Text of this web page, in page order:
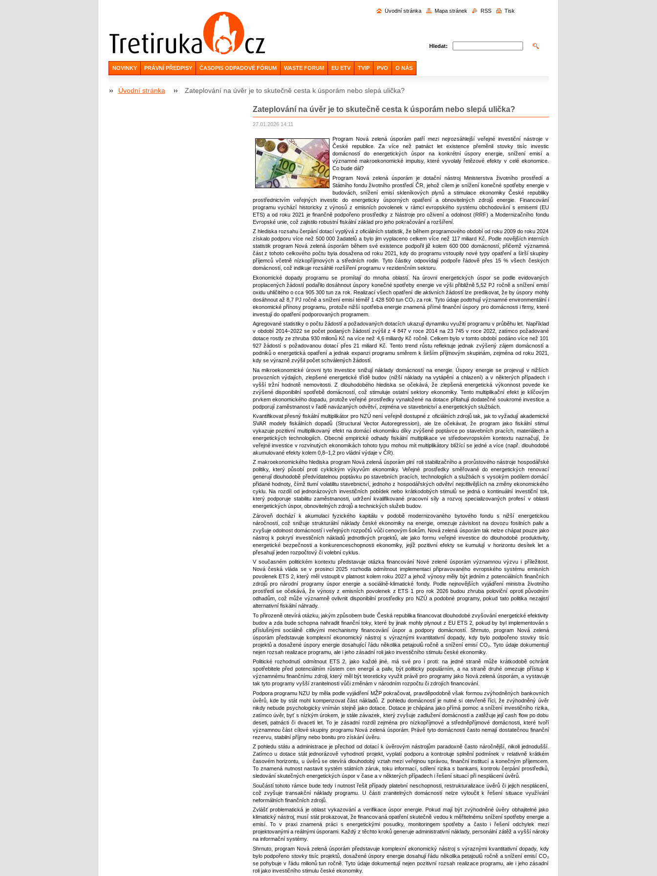
Hledat:
Úvodní stránka Mapa stránek RSS Tisk
NOVINKY PRÁVNÍ PŘEDPISY ČASOPIS ODPADOVÉ FÓRUM WASTE FORUM EU ETV TVIP PVO O NÁS
Úvodní stránka Zateplování na úvěr je to skutečně cesta k úsporám nebo slepá ulička?
Zateplování na úvěr je to skutečně cesta k úsporám nebo slepá ulička?
27.01.2026 14:11
Program Nová zelená úsporám patří mezi nejrozsáhlejší veřejné investiční nástroje v
České republice. Za více než patnáct let existence přeměnil stovky tisíc investic
domácností do energetických úspor na konkrétní úspory energie, snížení emisí a
významné makroekonomické impulsy, které vyvolaly řetězové efekty v celé ekonomice.
Co bude dál?
Program Nová zelená úsporám je dotační nástroj Ministerstva životního prostředí a
Státního fondu životního prostředí ČR, jehož cílem je snížení konečné spotřeby energie v
budovách, snížení emisí skleníkových plynů a stimulace ekonomiky České republiky
prostřednictvím veřejných investic do energeticky úsporných opatření a obnovitelných zdrojů energie. Financování
programu vychází historicky z výnosů z emisních povolenek v rámci evropského systému obchodování s emisemi (EU
ETS) a od roku 2021 je finančně podpořeno prostředky z Nástroje pro oživení a odolnost (RRF) a Modernizačního fondu
Evropské unie, což zajistilo robustní fiskální základ pro jeho pokračování a rozšíření.
Z hlediska rozsahu čerpání dotací vyplývá z oficiálních statistik, že během programového období od roku 2009 do roku 2024
získalo podporu více než 500 000 žadatelů a bylo jim vyplaceno celkem více než 117 miliard Kč. Podle novějších interních
statistik program Nová zelená úsporám během své existence podpořil již kolem 600 000 domácností, přičemž významná
část z tohoto celkového počtu byla dosažena od roku 2021, kdy do programu vstoupily nové typy opatření a širší skupiny
příjemců včetně nízkopříjmových a středních rodin. Tyto částky odpovídají podpoře řádově přes 15 % všech českých
domácností, což indikuje rozsáhlé rozšíření programu v rezidenčním sektoru.
Ekonomické dopady programu se promítají do mnoha oblastí. Na úrovni energetických úspor se podle evidovaných
proplacených žádostí podařilo dosáhnout úspory konečné spotřeby energie ve výši přibližně 5,52 PJ ročně a snížení emisí
oxidu uhličitého o cca 905 300 tun za rok. Realizací všech opatření dle aktivních žádostí lze predikovat, že by úspory mohly
dosáhnout až 8,7 PJ ročně a snížení emisí téměř 1 428 500 tun CO₂ za rok. Tyto údaje podtrhují významné environmentální i
ekonomické přínosy programu, protože nižší spotřeba energie znamená přímé finanční úspory pro domácnosti i firmy, které
investují do opatření podporovaných programem.
Agregované statistiky o počtu žádostí a požadovaných dotacích ukazují dynamiku využití programu v průběhu let. Například
v období 2014–2022 se počet podaných žádostí zvýšil z 4 847 v roce 2014 na 23 745 v roce 2022, zatímco požadované
dotace rostly ze zhruba 930 milionů Kč na více než 4,6 miliardy Kč ročně. Celkem bylo v tomto období podáno více než 101
927 žádostí s požadovanou dotací přes 21 miliard Kč. Tento trend růstu reflektuje jednak zvýšený zájem domácností a
podniků o energetická opatření a jednak expanzi programu směrem k širším příjmovým skupinám, zejména od roku 2021,
kdy se výrazně zvýšil počet schválených žádostí.
Na mikroekonomické úrovni tyto investice snižují náklady domácností na energie. Úspory energie se projevují v nižších
provozních výdajích, zlepšené energetické třídě budov (nižší náklady na vytápění a chlazení) a v některých případech i
vyšší tržní hodnotě nemovitosti. Z dlouhodobého hlediska se očekává, že zlepšená energetická výkonnost povede ke
zvýšené disponibilní spotřebě domácností, což stimuluje ostatní sektory ekonomiky. Tento multiplikační efekt je klíčovým
prvkem ekonomického dopadu, protože veřejné prostředky vynaložené na dotace přitahují dodatečné soukromé investice a
podporují zaměstnanost v řadě navázaných odvětví, zejména ve stavebnictví a energetických službách.
Kvantifikovat přesný fiskální multiplikátor pro NZÚ není veřejně dostupné z oficiálních zdrojů tak, jak to vyžadují akademické
SVAR modely fiskálních dopadů (Structural Vector Autoregression), ale lze očekávat, že program jako fiskální stimul
vykazuje pozitivní multiplikovaný efekt na domácí ekonomiku díky zvýšené poptávce po stavebních pracích, materiálech a
energetických technologiích. Obecné empirické odhady fiskální multiplikace ve středoevropském kontextu naznačují, že
veřejné investice v rozvinutých ekonomikách tohoto typu mohou mít multiplikátory blížící se jedné a více (např. dlouhodobé
akumulované efekty kolem 0,8–1,2 pro vládní výdaje v ČR).
Z makroekonomického hlediska program Nová zelená úsporám plní roli stabilizačního a prorůstového nástroje hospodářské
politiky, který působí proti cyklickým výkyvům ekonomiky. Veřejné prostředky směřované do energetických renovací
generují dlouhodobě předvídatelnou poptávku po stavebních pracích, technologiích a službách s vysokým podílem domácí
přidané hodnoty, čímž tlumí volatilitu stavebnictví, jednoho z hospodářských odvětví nejcitlivějších na změny ekonomického
cyklu. Na rozdíl od jednorázových investičních pobídek nebo krátkodobých stimulů se jedná o kontinuální investiční tok,
který podporuje stabilitu zaměstnanosti, udržení kvalifikované pracovní síly a rozvoj specializovaných profesí v oblasti
energetických úspor, obnovitelných zdrojů a technických služeb budov.
Zároveň dochází k akumulaci fyzického kapitálu v podobě modernizovaného bytového fondu s nižší energetickou
náročností, což snižuje strukturální náklady české ekonomiky na energie, omezuje závislost na dovozu fosilních paliv a
zvyšuje odolnost domácností i veřejných rozpočtů vůči cenovým šokům. Nová zelená úsporám tak nelze chápat pouze jako
nástroj k pokrytí investičních nákladů jednotlivých projektů, ale jako formu veřejné investice do dlouhodobé produktivity,
energetické bezpečnosti a konkurenceschopnosti ekonomiky, jejíž pozitivní efekty se kumulují v horizontu desítek let a
přesahují jeden rozpočtový či volební cyklus.
V současném politickém kontextu představuje otázka financování Nové zelené úsporám významnou výzvu i příležitost.
Nová česká vláda se v prosinci 2025 rozhodla odmítnout implementaci připravovaného evropského systému emisních
povolenek ETS 2, který měl vstoupit v platnost kolem roku 2027 a jehož výnosy měly být jedním z potenciálních finančních
zdrojů pro národní programy úspor energie a sociálně-klimatické fondy. Podle nejnovějších vyjádření ministra životního
prostředí se očekává, že výnosy z emisních povolenek z ETS 1 pro rok 2026 budou zhruba poloviční oproti původním
odhadům, což může významně ovlivnit disponibilní prostředky pro NZÚ a podobné programy, pokud tato politika nezajistí
alternativní fiskální náhrady.
To přirozeně otevírá otázku, jakým způsobem bude Česká republika financovat dlouhodobé zvyšování energetické efektivity
budov a zda bude schopna nahradit finanční toky, které by jinak mohly plynout z EU ETS 2, pokud by byl implementován s
příslušnými sociálně citlivými mechanismy financování úspor a podpory domácností. Shrnuto, program Nová zelená
úsporám představuje komplexní ekonomický nástroj s výraznými kvantitativní dopady, kdy bylo podpořeno stovky tisíc
projektů a dosažené úspory energie dosahující řádu několika petajoulů ročně a snížení emisí CO₂. Tyto údaje dokumentují
nejen rozsah realizace programu, ale i jeho zásadní roli jako investičního stimulu české ekonomiky.
Politické rozhodnutí odmítnout ETS 2, jako každé jiné, má své pro i proti: na jedné straně může krátkodobě ochránit
spotřebitele před potenciálním růstem cen energií a paliv, být politicky populárním, a na straně druhé omezuje přístup k
významnému finančnímu zdroji, který měl být teoreticky využit právě pro programy jako Nová zelená úsporám, a vystavuje
tak tyto programy vyšší zranitelnosti vůči změnám v národním rozpočtu či zdrojích financování.
Podpora programu NZU by měla podle vyjádření MŽP pokračovat, pravděpodobně však formou zvýhodněných bankovních
úvěrů, kde by stát mohl kompenzovat část nákladů. Z pohledu domácností je nutné si otevřeně říci, že zvýhodněný úvěr
nikdy nebude psychologicky vnímán stejně jako dotace. Dotace je chápána jako přímá pomoc a snížení investičního rizika,
zatímco úvěr, byť s nízkým úrokem, je stále závazek, který zvyšuje zadlužení domácnosti a zatěžuje její cash flow po dobu
deseti, patnácti či dvaceti let. To je zásadní rozdíl zejména pro nízkopříjmové a středněpříjmové domácnosti, které tvoří
významnou část cílové skupiny programu Nová zelená úsporám. Právě tyto domácnosti často nemají dostatečnou finanční
rezervu, stabilní příjmy nebo bonitu pro získání úvěru.
Z pohledu státu a administrace je přechod od dotací k úvěrovým nástrojům paradoxně často náročnější, nikoli jednodušší.
Zatímco u dotace stát jednorázově vyhodnotí projekt, vyplatí podporu a kontroluje splnění podmínek v relativně krátkém
časovém horizontu, u úvěrů se otevírá dlouhodobý vztah mezi veřejnou správou, finanční institucí a konečným příjemcem.
To znamená nutnost nastavit systém státních záruk, toku informací, sdílení rizika s bankami, kontrolu čerpání prostředků,
sledování skutečných energetických úspor v čase a v některých případech i řešení situací při nesplácení úvěrů.
Součástí tohoto rámce bude tedy i nutnost řešit případy platební neschopnosti, restrukturalizace úvěrů či jejich nesplácení,
což zvyšuje transakční náklady programu. U části zranitelných domácností nelze vyloučit k řešení situace využívání
neformálních finančních zdrojů.
Zvlášť problematická je oblast vykazování a verifikace úspor energie. Pokud mají být zvýhodněné úvěry obhajitelné jako
klimatický nástroj, musí stát prokazovat, že financovaná opatření skutečně vedou k měřitelnému snížení spotřeby energie a
emisí. To v praxi znamená práci s energetickými posudky, monitoringem spotřeby a často i řešení odchylek mezi
projektovanými a reálnými úsporami. Každý z těchto kroků generuje administrativní náklady, personální zátěž a vyšší nároky
na informační systémy.
Shrnuto, program Nová zelená úsporám představuje komplexní ekonomický nástroj s výraznými kvantitativní dopady, kdy
bylo podpořeno stovky tisíc projektů, dosažené úspory energie dosahují řádu několika petajoulů ročně a snížení emisí CO₂
se pohybuje v řádu milionů tun ročně. Tyto údaje dokumentují nejen pozitivní rozsah realizace programu, ale i jeho zásadní
roli jako investičního stimulu české ekonomiky.